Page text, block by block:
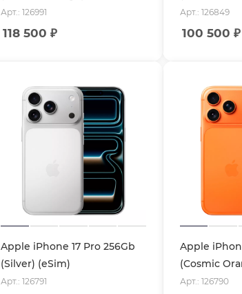
Арт.: 126991
118 500 ₽
Арт.: 126849
100 500 ₽
Apple iPhone 17 Pro 256Gb
(Silver) (eSim)
Арт.: 126791
Apple
(Cosmic
Арт.: 126790